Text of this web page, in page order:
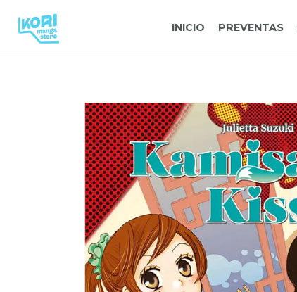
INICIO PREVENTAS